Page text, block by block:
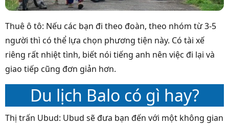
Thuê ô tô: Nếu các bạn đi theo đoàn, theo nhóm từ 3-5
người thì có thể lựa chọn phương tiện này. Có tài xế
riêng rất nhiệt tình, biết nói tiếng anh nên việc đi lại và
giao tiếp cũng đơn giản hơn.
Du lịch Balo có gì hay?
Thị trấn Ubud: Ubud sẽ đưa bạn đến với một không gian